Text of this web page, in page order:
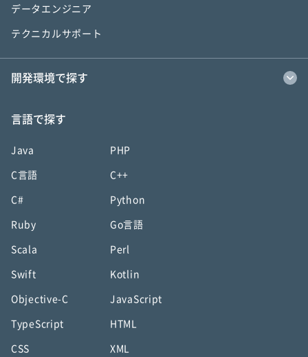
データエンジニア
テクニカルサポート
開発環境で探す
言語で探す
Java PHP
C言語 C++
C# Python
Ruby Go言語
Scala Perl
Swift Kotlin
Objective-C JavaScript
TypeScript HTML
CSS XML